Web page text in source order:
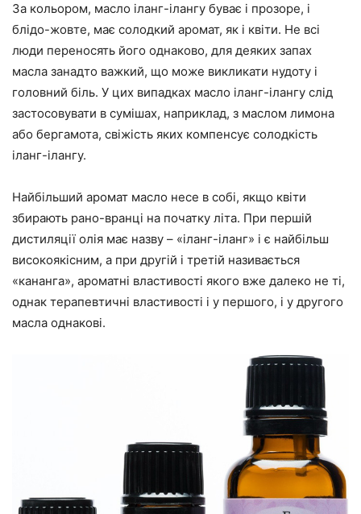
За кольором, масло іланг-ілангу буває і прозоре, і
блідо-жовте, має солодкий аромат, як і квіти. Не всі
люди переносять його однаково, для деяких запах
масла занадто важкий, що може викликати нудоту і
головний біль. У цих випадках масло іланг-ілангу слід
застосовувати в сумішах, наприклад, з маслом лимона
або бергамота, свіжість яких компенсує солодкість
іланг-ілангу.
Найбільший аромат масло несе в собі, якщо квіти
збирають рано-вранці на початку літа. При першій
дистиляції олія має назву – «іланг-іланг» і є найбільш
високоякісним, а при другій і третій називається
«кананга», ароматні властивості якого вже далеко не ті,
однак терапевтичні властивості і у першого, і у другого
масла однакові.